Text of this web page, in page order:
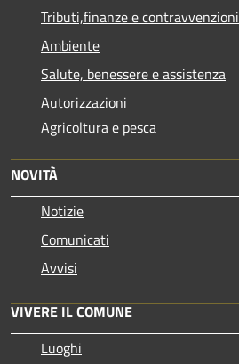
Tributi,finanze e contravvenzioni
Ambiente
Salute, benessere e assistenza
Autorizzazioni
Agricoltura e pesca
NOVITÀ
Notizie
Comunicati
Avvisi
VIVERE IL COMUNE
Luoghi